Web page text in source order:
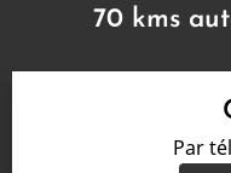
70 kms
Par